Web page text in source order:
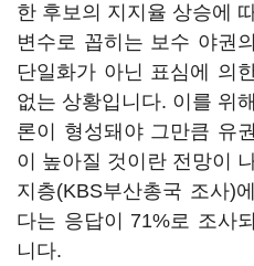
한 후보의 지지율 상승에
변수로 꼽히는 보수 야권
단일화가 아닌 표심에 의
없는 상황입니다. 이를 위
론이 형성돼야 그만큼 유
이 높아질 것이란 전망이
지층(KBS부산총국 조사)
다는 응답이 71%로 조사
니다.